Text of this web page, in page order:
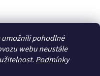
umožnili pohodlné
webu neustále
Podmínky